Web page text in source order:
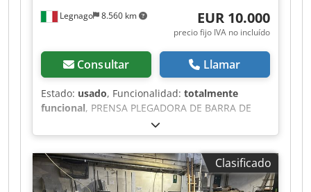
todos los costos y riesgos, incluida la carga, el
transporte y los trámites aduaneros».
Legnago 8.560 km EUR 10.000
precio fijo IVA no incluído
Consultar Llamar
Estado: usado, Funcionalidad: totalmente
funcional, PRENSA PLEGADORA DE BARRA DE
TORSION, 2500 x 40 T, usada, revisada y
adaptada a la normativa vigente, modelo OMAG
PI 4020. FUNCIONA ÚNICAMENTE A VELOCIDAD
LENTA, para un uso conforme a la normativa sin
fotocélulas. Instalación eléctrica nueva, máquina
Clasificado